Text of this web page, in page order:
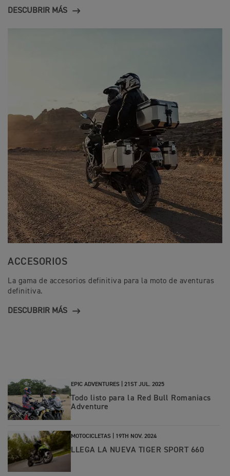
DESCUBRIR MÁS
ACCESORIOS
La gama de accesorios definitiva para la moto de aventuras
definitiva.
DESCUBRIR MÁS
EPIC ADVENTURES | 21ST JUL. 2025
Todo listo para la Red Bull Romaniacs
Adventure
MOTOCICLETAS | 19TH NOV. 2024
LLEGA LA NUEVA TIGER SPORT 660